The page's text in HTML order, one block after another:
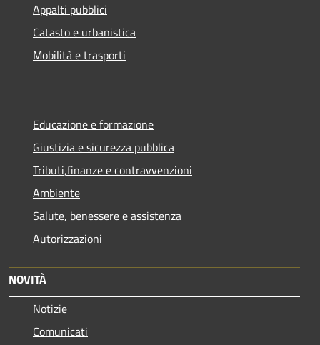
Appalti pubblici
Catasto e urbanistica
Mobilità e trasporti
Educazione e formazione
Giustizia e sicurezza pubblica
Tributi,finanze e contravvenzioni
Ambiente
Salute, benessere e assistenza
Autorizzazioni
NOVITÀ
Notizie
Comunicati